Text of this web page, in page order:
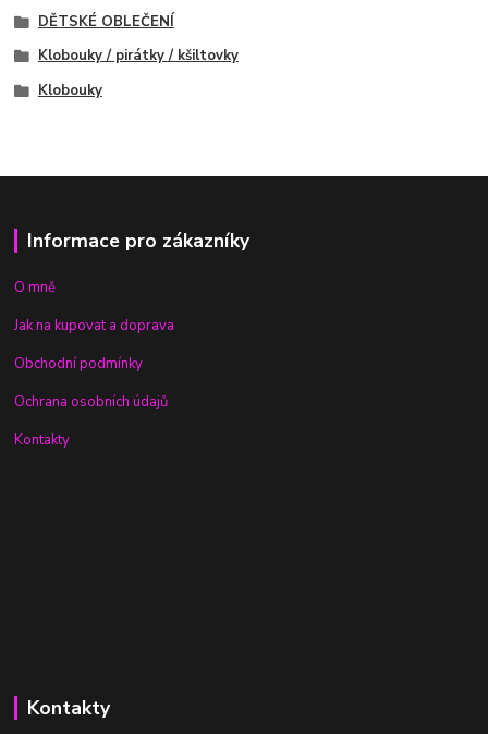
DĚTSKÉ OBLEČENÍ
Klobouky / pirátky / kšiltovky
Klobouky
Informace pro zákazníky
O mně
Jak na kupovat a doprava
Obchodní podmínky
Ochrana osobních údajů
Kontakty
Kontakty